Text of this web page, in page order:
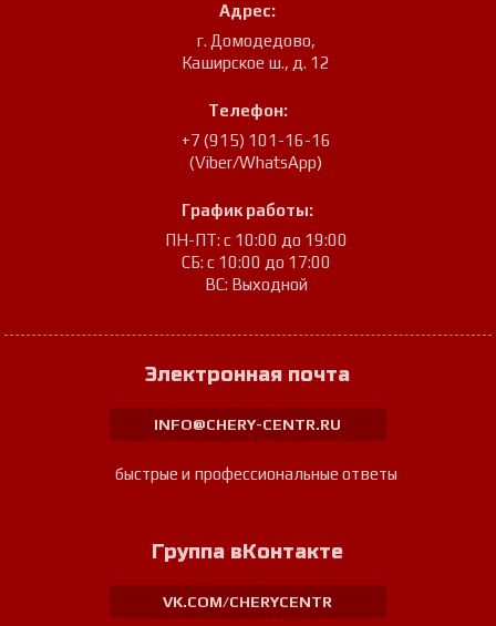
Адрес:
г. Домодедово,
Каширское ш., д. 12
Телефон:
+7 (915) 101-16-16
(Viber/WhatsApp)
График работы:
ПН-ПТ: с 10:00 до 19:00
СБ: с 10:00 до 17:00
ВС: Выходной
Электронная почта
INFO@CHERY-CENTR.RU
быстрые и профессиональные ответы
Группа вКонтакте
VK.COM/CHERYCENTR